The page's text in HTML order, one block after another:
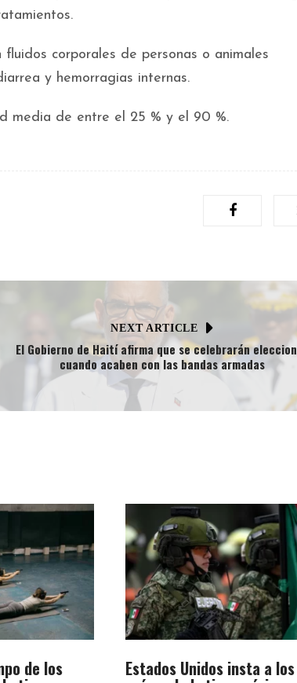
corporales de personas o animales
y hemorragias internas.
media de entre el 25 % y el 90 %.
NEXT ARTICLE
El Gobierno de Haití afirma que se celebrarán
cuando acaben con las bandas armadas
de los Estados Unidos insta a los